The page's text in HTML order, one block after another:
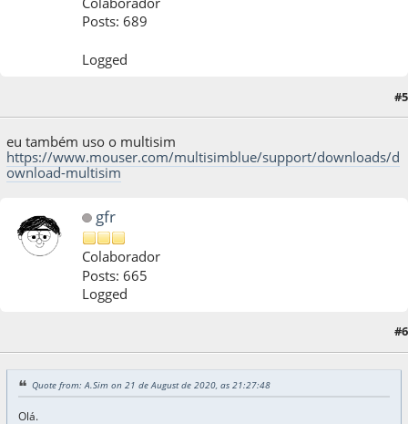
Posts: 689
Logged
#5
eu também uso o multisim
https://www.mouser.com/multisimblue/support/downloads/d
ownload-multisim
gfr
Colaborador
Posts: 665
Logged
#6
Quote from: A.Sim on 21 de August de 2020, as 21:27:48
Olá.